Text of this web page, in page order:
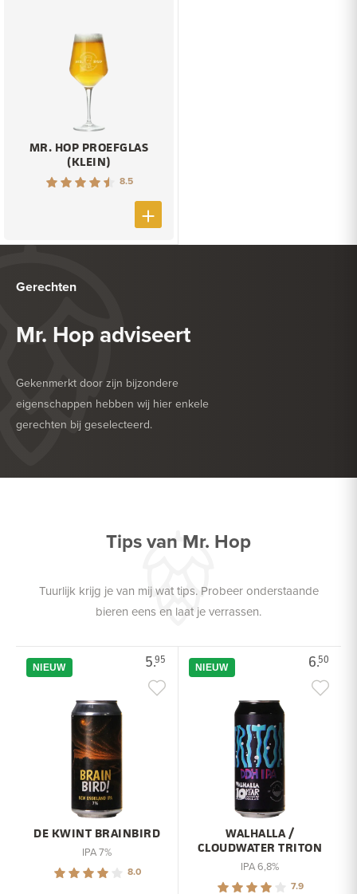
MR. HOP PROEFGLAS
(KLEIN)
8.5
Gerechten
Mr. Hop adviseert
Gekenmerkt door zijn bijzondere
eigenschappen hebben wij hier enkele
gerechten bij geselecteerd.
HEERLIJK BIJ
Tips van Mr. Hop
Tuurlijk krijg je van mij wat tips. Probeer onderstaande
bieren eens en laat je verrassen.
5.95
NIEUW
DE KWINT BRAINBIRD
IPA 7%
8.0
6.50
NIEUW
WALHALLA /
CLOUDWATER TRITON
IPA 6,8%
7.9